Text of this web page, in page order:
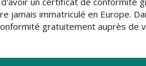
jamais immatriculé en Europe.
gratuitement auprès de